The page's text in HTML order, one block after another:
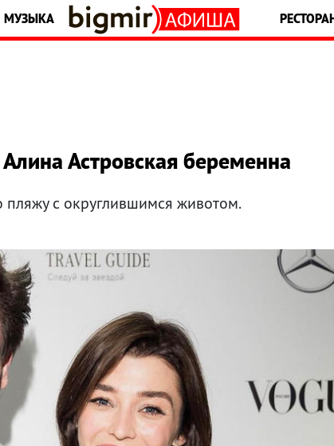
МУЗЫКА
Астровская беременна
пляжу с округлившимся животом.